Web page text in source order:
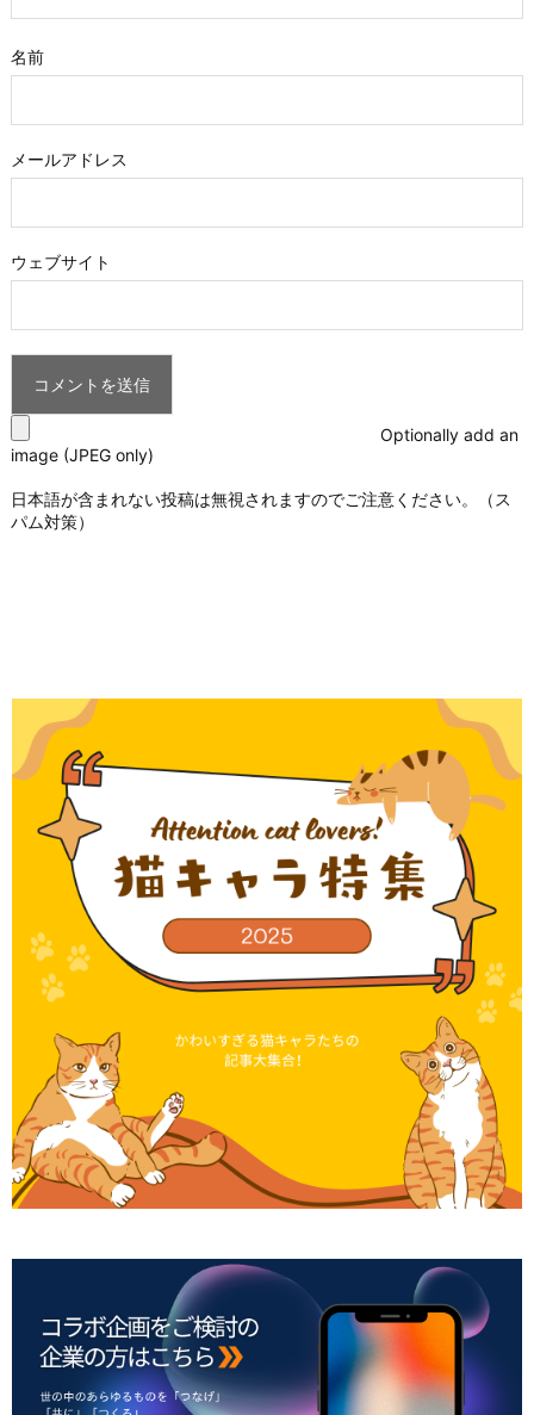
名前
メールアドレス
ウェブサイト
Optionally add an
image (JPEG only)
日本語が含まれない投稿は無視されますのでご注意ください。（ス
パム対策）